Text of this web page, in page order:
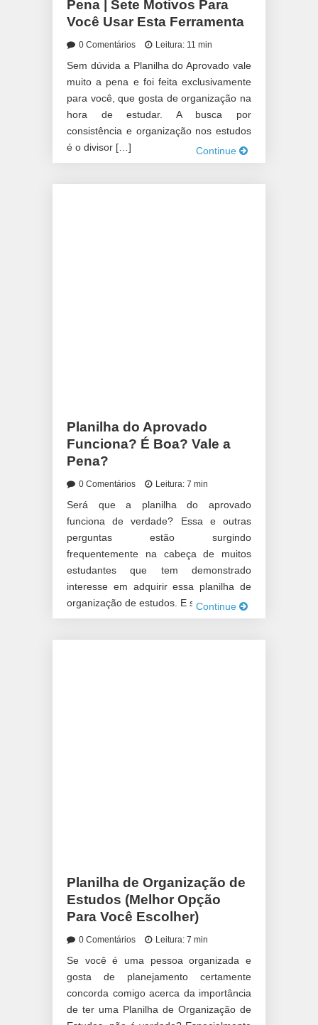
Pena | Sete Motivos Para
Você Usar Esta Ferramenta
0 Comentários Leitura: 11 min
Sem dúvida a Planilha do Aprovado vale
muito a pena e foi feita exclusivamente
para você, que gosta de organização na
hora de estudar. A busca por
consistência e organização nos estudos
é o divisor […]
Continue
Planilha do Aprovado
Funciona? É Boa? Vale a
Pena?
0 Comentários Leitura: 7 min
Será que a planilha do aprovado
funciona de verdade? Essa e outras
perguntas estão surgindo
frequentemente na cabeça de muitos
estudantes que tem demonstrado
interesse em adquirir essa planilha de
organização de estudos. E sim, […]
Continue
Planilha de Organização de
Estudos (Melhor Opção
Para Você Escolher)
0 Comentários Leitura: 7 min
Se você é uma pessoa organizada e
gosta de planejamento certamente
concorda comigo acerca da importância
de ter uma Planilha de Organização de